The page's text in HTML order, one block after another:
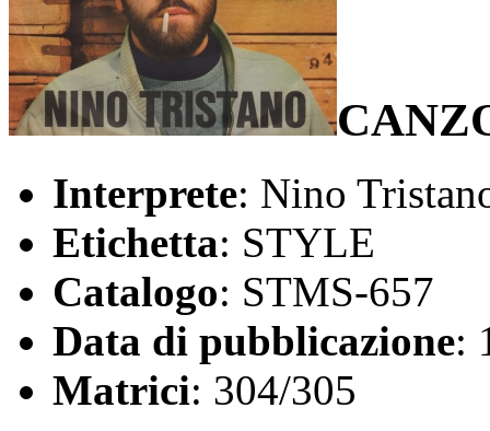
Interprete: Nino
Etichetta: STYLE
Catalogo: STMS-657
Data di pubblicazione:
Matrici: 304/305